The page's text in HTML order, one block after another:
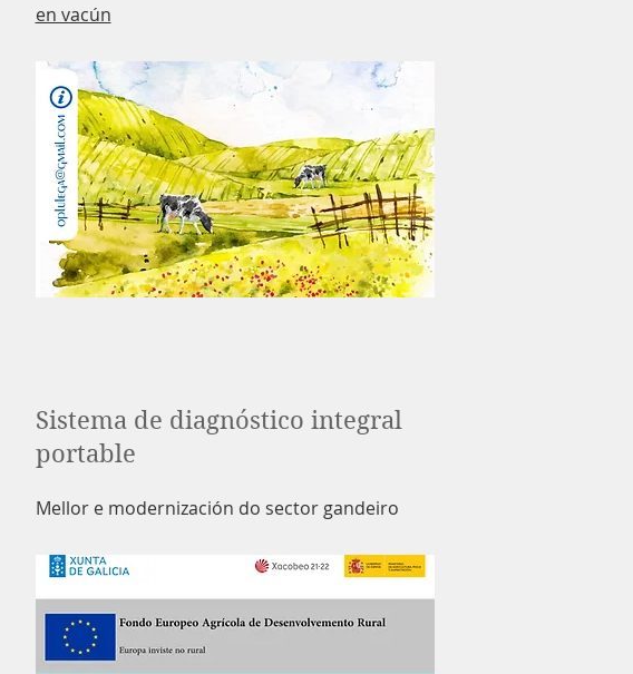
en vacún
Sistema de diagnóstico integral
portable
Mellor e modernización do sector gandeiro